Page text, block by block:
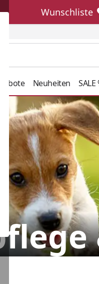
Wunschliste
Wunschliste
Neuheiten SALE